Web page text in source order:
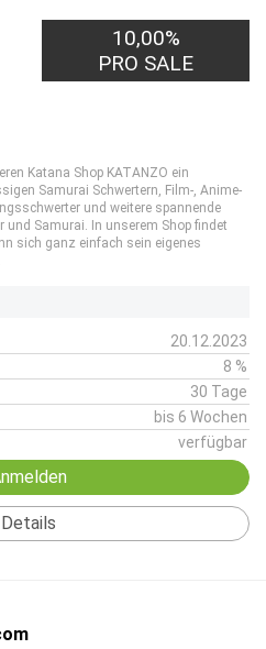
10,00%
PRO SALE
Katana Shop KATANZO ein
Samurai Schwertern, Film-, Anime-
und weitere spannende
und Samurai. In unserem Shop findet
sich ganz einfach sein eigenes
20.12.2023
8 %
30 Tage
bis 6 Wochen
verfügbar
Details